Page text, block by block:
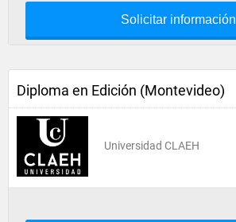
Solicitar información
Diploma en Edición (Montevideo)
Universidad CLAEH